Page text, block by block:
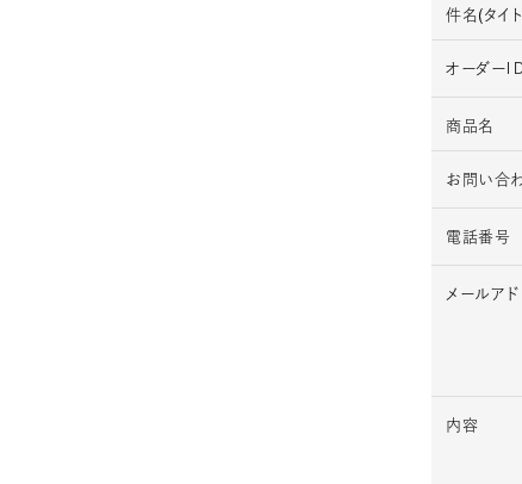
件名(タイ
オーダーＩ
商品名
お問い合
電話番号
メールア
内容